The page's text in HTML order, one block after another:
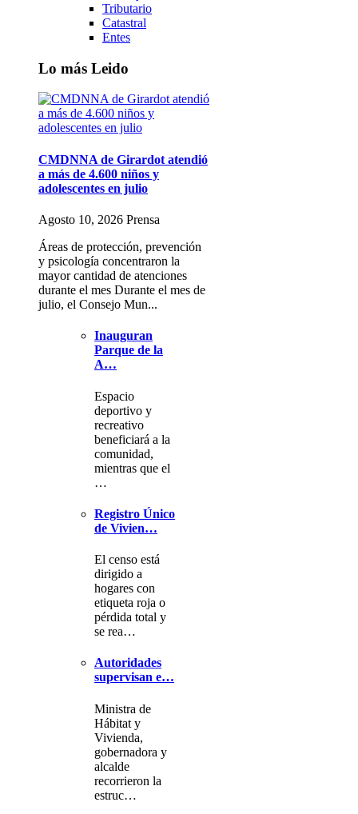
Tributario
Catastral
Entes
Lo más Leido
CMDNNA de Girardot atendió
a más de 4.600 niños y
adolescentes en julio
Agosto 10, 2026 Prensa
Áreas de protección, prevención
y psicología concentraron la
mayor cantidad de atenciones
durante el mes Durante el mes de
julio, el Consejo Mun...
Inauguran
Parque de la
A…
Espacio
deportivo y
recreativo
beneficiará a la
comunidad,
mientras que el
…
Registro Único
de Vivien…
El censo está
dirigido a
hogares con
etiqueta roja o
pérdida total y
se rea…
Autoridades
supervisan e…
Ministra de
Hábitat y
Vivienda,
gobernadora y
alcalde
recorrieron la
estruc…